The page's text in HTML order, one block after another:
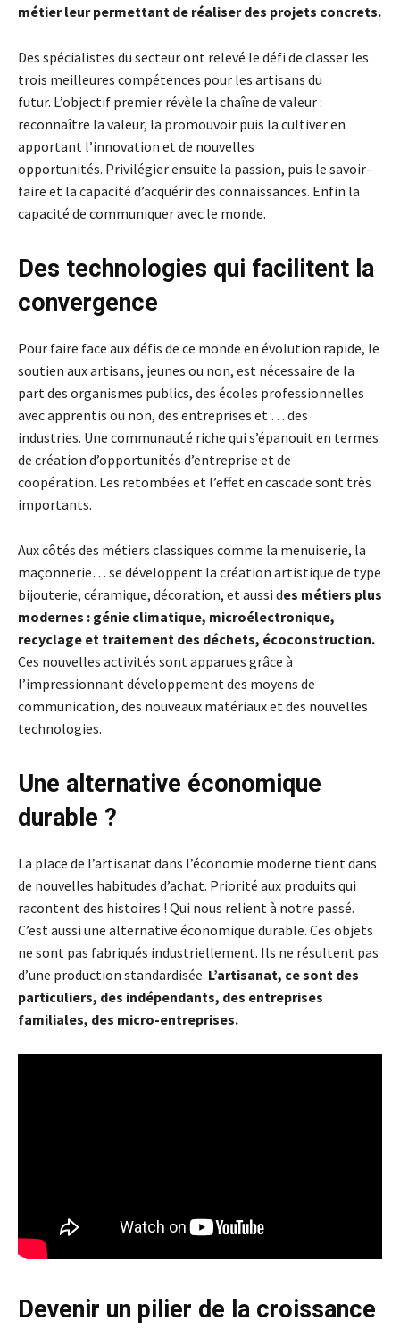
métier leur permettant de réaliser des projets concrets.
Des spécialistes du secteur ont relevé le défi de classer les
trois meilleures compétences pour les artisans du
futur. L’objectif premier révèle la chaîne de valeur :
reconnaître la valeur, la promouvoir puis la cultiver en
apportant l’innovation et de nouvelles
opportunités. Privilégier ensuite la passion, puis le savoir-
faire et la capacité d’acquérir des connaissances. Enfin la
capacité de communiquer avec le monde.
Des technologies qui facilitent la
convergence
Pour faire face aux défis de ce monde en évolution rapide, le
soutien aux artisans, jeunes ou non, est nécessaire de la
part des organismes publics, des écoles professionnelles
avec apprentis ou non, des entreprises et … des
industries. Une communauté riche qui s’épanouit en termes
de création d’opportunités d’entreprise et de
coopération. Les retombées et l’effet en cascade sont très
importants.
Aux côtés des métiers classiques comme la menuiserie, la
maçonnerie… se développent la création artistique de type
bijouterie, céramique, décoration, et aussi des métiers plus
modernes : génie climatique, microélectronique,
recyclage et traitement des déchets, écoconstruction.
Ces nouvelles activités sont apparues grâce à
l’impressionnant développement des moyens de
communication, des nouveaux matériaux et des nouvelles
technologies.
Une alternative économique
durable ?
La place de l’artisanat dans l’économie moderne tient dans
de nouvelles habitudes d’achat. Priorité aux produits qui
racontent des histoires ! Qui nous relient à notre passé.
C’est aussi une alternative économique durable. Ces objets
ne sont pas fabriqués industriellement. Ils ne résultent pas
d’une production standardisée. L’artisanat, ce sont des
particuliers, des indépendants, des entreprises
familiales, des micro-entreprises.
Devenir un pilier de la croissance